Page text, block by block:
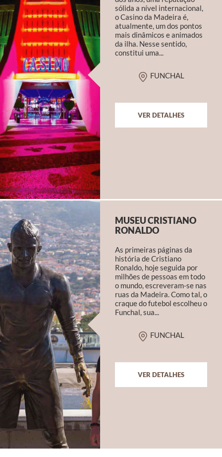
sólida a nível internacional,
o Casino da Madeira é,
atualmente, um dos pontos
mais dinâmicos e animados
da ilha. Nesse sentido,
constitui uma...
FUNCHAL
VER DETALHES
MUSEU CRISTIANO
RONALDO
As primeiras páginas da
história de Cristiano
Ronaldo, hoje seguida por
milhões de pessoas em todo
o mundo, escreveram-se nas
ruas da Madeira. Como tal, o
craque do futebol escolheu o
Funchal, sua...
FUNCHAL
VER DETALHES